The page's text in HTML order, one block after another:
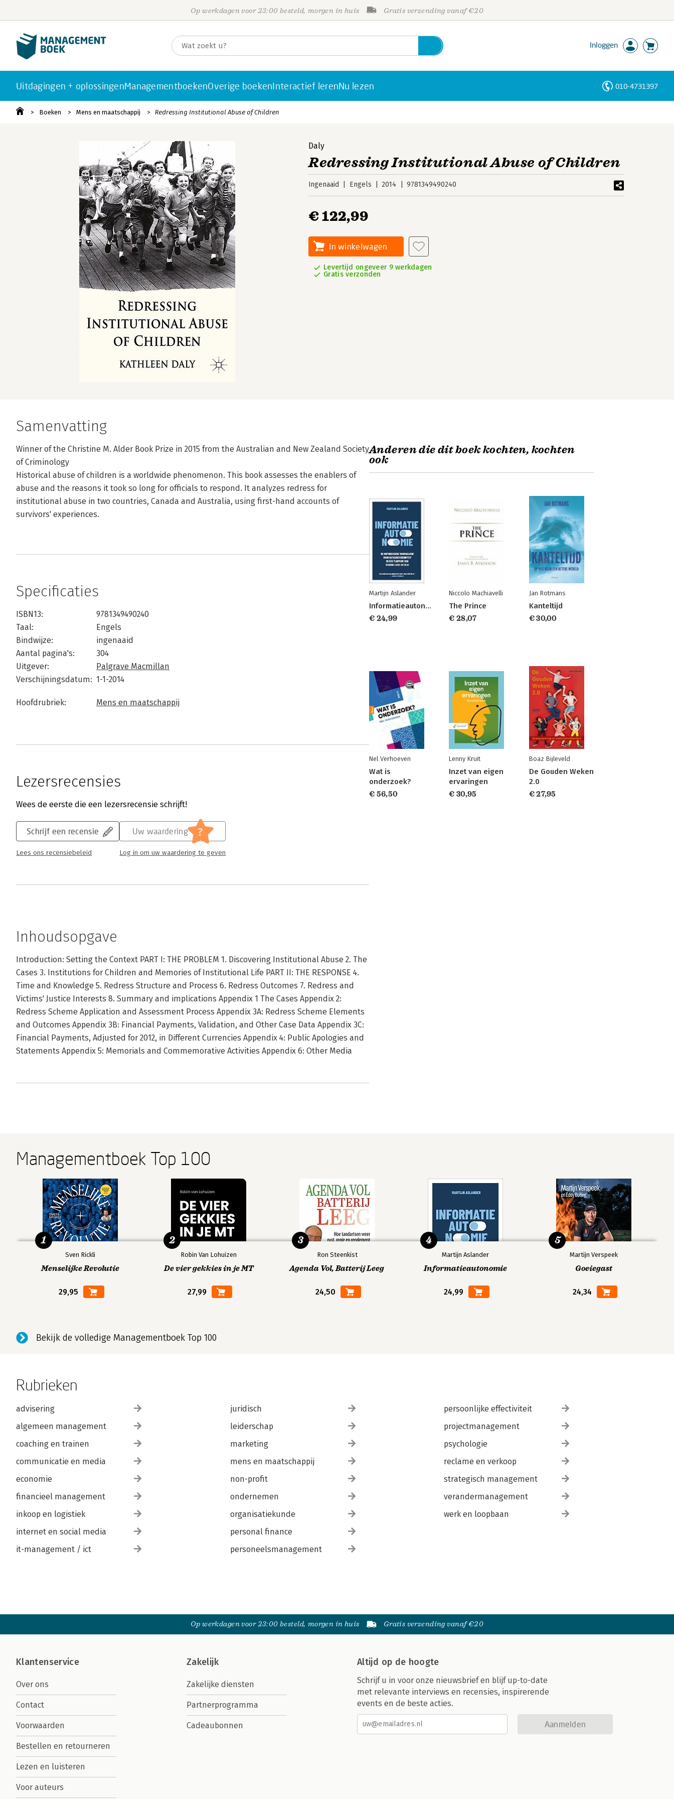
Op werkdagen voor 23:00 besteld, morgen in huis Gratis verzending vanaf €20
Inloggen
Uitdagingen + oplossingenManagementboekenOverige boekenInteractief lerenNu lezen 010-4731397
Boeken Mens en maatschappij Redressing Institutional Abuse of Children
Daly
Redressing Institutional Abuse of Children
Ingenaaid Engels 2014 9781349490240
€ 122,99
In winkelwagen
Levertijd ongeveer 9 werkdagen
Gratis verzonden
Samenvatting
Winner of the Christine M. Alder Book Prize in 2015 from the Australian and New Zealand Society
of Criminology
Historical abuse of children is a worldwide phenomenon. This book assesses the enablers of
abuse and the reasons it took so long for officials to respond. It analyzes redress for
institutional abuse in two countries, Canada and Australia, using first-hand accounts of
survivors' experiences.
Specificaties
ISBN13:
9781349490240
Taal:
Engels
Bindwijze:
ingenaaid
Aantal pagina's:
304
Uitgever:
Palgrave Macmillan
Verschijningsdatum: 1-1-2014
Hoofdrubriek: Mens en maatschappij
Lezersrecensies
Wees de eerste die een lezersrecensie schrijft!
Schrijf een recensie
Lees ons recensiebeleid
Uw waardering ?
Log in om uw waardering te geven
Inhoudsopgave
Introduction: Setting the Context PART I: THE PROBLEM 1. Discovering Institutional Abuse 2. The
Cases 3. Institutions for Children and Memories of Institutional Life PART II: THE RESPONSE 4.
Time and Knowledge 5. Redress Structure and Process 6. Redress Outcomes 7. Redress and
Victims' Justice Interests 8. Summary and implications Appendix 1 The Cases Appendix 2:
Redress Scheme Application and Assessment Process Appendix 3A: Redress Scheme Elements
and Outcomes Appendix 3B: Financial Payments, Validation, and Other Case Data Appendix 3C:
Financial Payments, Adjusted for 2012, in Different Currencies Appendix 4: Public Apologies and
Statements Appendix 5: Memorials and Commemorative Activities Appendix 6: Other Media
Anderen die dit boek kochten, kochten
ook
Martijn Aslander
Informatieautonomie
€ 24,99
Niccolo Machiavelli
The Prince
€ 28,07
Jan Rotmans
Kanteltijd
€ 30,00
Nel Verhoeven
Wat is
onderzoek?
€ 56,50
Lenny Kruit
Inzet van eigen
ervaringen
€ 30,95
Boaz Bijleveld
De Gouden Weken
2.0
€ 27,95
Managementboek Top 100
Sven Rickli
Menselijke Revolutie
29,95
1
Robin Van Lohuizen
De vier gekkies in je MT
27,99
2
Ron Steenkist
Agenda Vol, Batterij Leeg
24,50
3
Martijn Aslander
Informatieautonomie
24,99
4
Martijn Verspeek
Goeiegast
24,34
5
Bekijk de volledige Managementboek Top 100
Rubrieken
advisering
algemeen management
coaching en trainen
communicatie en media
economie
financieel management
inkoop en logistiek
internet en social media
it-management / ict
juridisch
leiderschap
marketing
mens en maatschappij
non-profit
ondernemen
organisatiekunde
personal finance
personeelsmanagement
persoonlijke effectiviteit
projectmanagement
psychologie
reclame en verkoop
strategisch management
verandermanagement
werk en loopbaan
Op werkdagen voor 23:00 besteld, morgen in huis Gratis verzending vanaf €20
Klantenservice
Over ons
Contact
Voorwaarden
Bestellen en retourneren
Lezen en luisteren
Voor auteurs
Zakelijk
Zakelijke diensten
Partnerprogramma
Cadeaubonnen
Altijd op de hoogte
Schrijf u in voor onze nieuwsbrief en blijf up-to-date
met relevante interviews en recensies, inspirerende
events en de beste acties.
Aanmelden
Personen